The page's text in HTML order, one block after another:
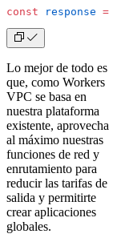
const response =
Lo mejor de todo es
que, como Workers
VPC se basa en
nuestra plataforma
existente, aprovecha
al máximo nuestras
funciones de red y
enrutamiento para
reducir las tarifas de
salida y permitirte
crear aplicaciones
globales.